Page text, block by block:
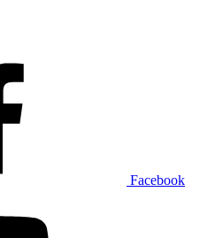
Facebook